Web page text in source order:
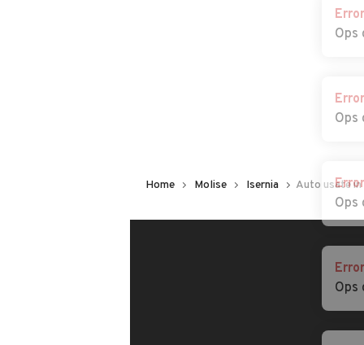
Home Molise Isernia Auto usate
Error
Ops
Error
Ops
Error
Ops
Error
Ops